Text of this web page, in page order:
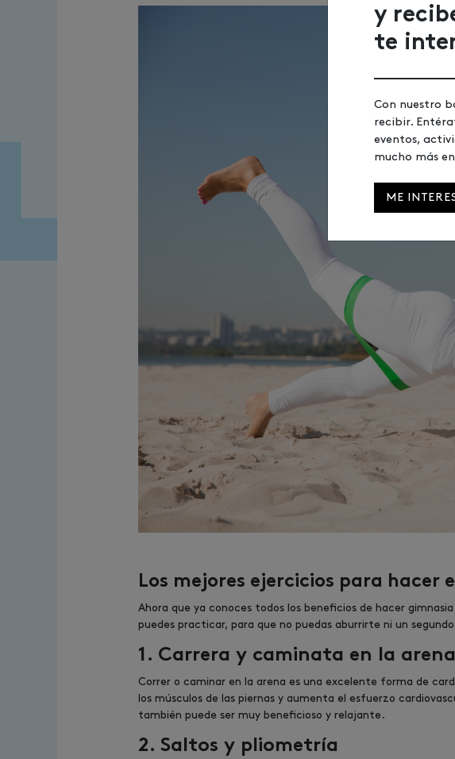
Los mejores ejercicios para hacer
Ahora que ya conoces todos los beneficios de hacer
puedes practicar, para que no puedas aburrirte ni un
1. Carrera y caminata en la arena
Correr o caminar en la arena es una excelente forma de
los músculos de las piernas y aumenta el esfuerzo
también puede ser muy beneficioso y relajante.
2. Saltos y pliometría
y
te
Con nuestro
recibir.
eventos,
mucho más
ME